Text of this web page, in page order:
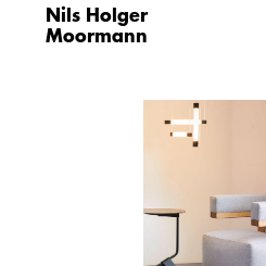
Nils Holger
Moormann